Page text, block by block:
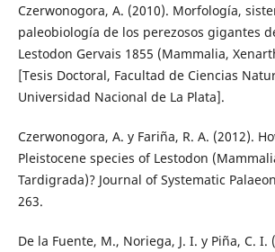
Czerwonogora, A. (2010). Morfología,
paleobiología de los perezosos gigantes
Lestodon Gervais 1855 (Mammalia,
[Tesis Doctoral, Facultad de Ciencias
Universidad Nacional de La Plata].
Czerwonogora, A. y Fariña, R. A. (2012).
Pleistocene species of Lestodon
Tardigrada)? Journal of Systematic
263.
De la Fuente, M., Noriega, J. I. y Piña, C. I.